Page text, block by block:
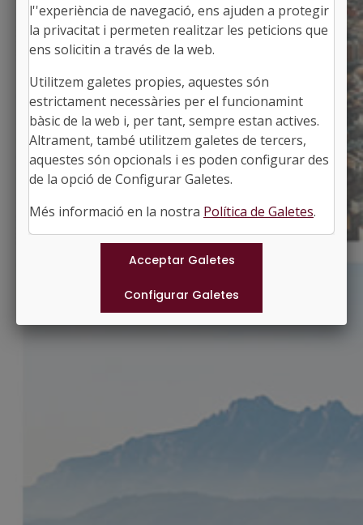
CASTELL DE L'ARENY
Alcalde: Pedro Raja Carmona
El Berguedà, Barcelona
Població: 68
Superfície: 24,56 km2
http://www.castelldelareny.cat
Municipis
l''experiència de navegació, ens ajuden a protegir
la privacitat i permeten realitzar les peticions que
ens solicitin a través de la web.
Utilitzem galetes propies, aquestes són
estrictament necessàries per el funcionamint
bàsic de la web i, per tant, sempre estan actives.
Altrament, també utilitzem galetes de tercers,
aquestes són opcionals i es poden configurar des
de la opció de Configurar Galetes.
Més informació en la nostra Política de Galetes.